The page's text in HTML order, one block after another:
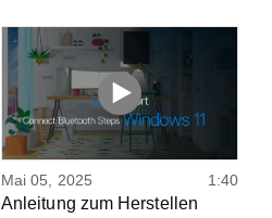
Mai 05, 2025 1:40
Anleitung zum Herstellen